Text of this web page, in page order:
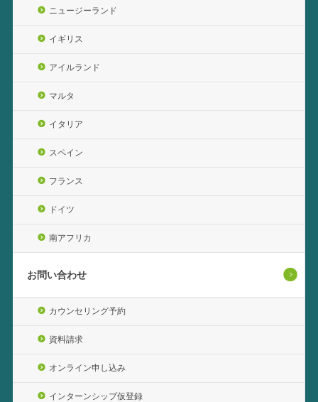
ニュージーランド
イギリス
アイルランド
マルタ
イタリア
スペイン
フランス
ドイツ
南アフリカ
お問い合わせ
カウンセリング予約
資料請求
オンライン申し込み
インターンシップ仮登録